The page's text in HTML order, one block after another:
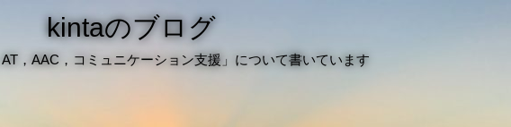
kintaのブログ
AT，AAC，コミュニケーション支援」について書いています